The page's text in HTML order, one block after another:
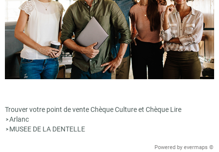
Trouver votre point de vente Chèque Culture et Chèque Lire
>Arlanc
> MUSEE DE LA DENTELLE
Powered by evermaps ©